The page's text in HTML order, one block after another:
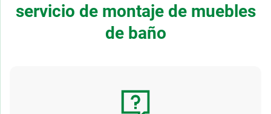
servicio de montaje de muebles
de baño